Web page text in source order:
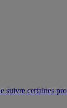
suivre certaines